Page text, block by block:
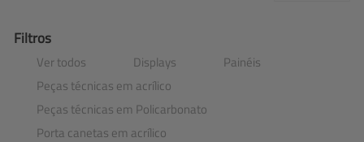
Filtros
Ver todos Displays
Painéis
Peças técnicas em acrílico
Peças técnicas em Policarbonato
Porta canetas em acrílico